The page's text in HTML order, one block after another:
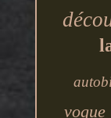
vogue